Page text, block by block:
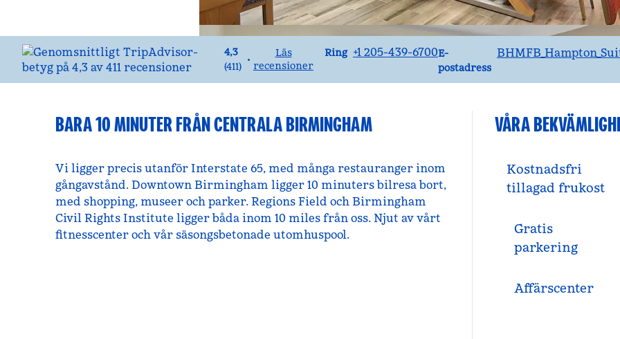
4,3
(411)
•
Läs
recensioner
Ring
Ring +1 205-439-6700E-
postadress
Email
BARA 10 MINUTER FRÅN CENTRALA BIRMINGHAM
Vi ligger precis utanför Interstate 65, med många restauranger inom
gångavstånd. Downtown Birmingham ligger 10 minuters bilresa bort,
med shopping, museer och parker. Regions Field och Birmingham
Civil Rights Institute ligger båda inom 10 miles från oss. Njut av vårt
fitnesscenter och vår säsongsbetonade utomhuspool.
VÅRA
Kostnadsfri
tillagad frukost
Gratis
parkering
Affärscenter